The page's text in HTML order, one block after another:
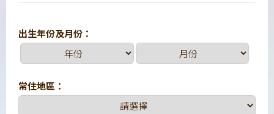
出生年份及月份：
常住地區：